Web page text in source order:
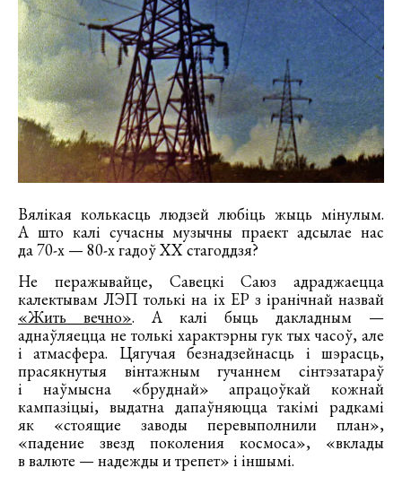
Вялікая колькасць людзей любіць жыць мінулым.
А што калі сучасны музычны праект адсылае нас
да 70-х — 80-х гадоў XX стагоддзя?
Не перажывайце, Савецкі Саюз адраджаецца
калектывам ЛЭП толькі на іх ЕР з іранічнай назвай
«Жить вечно». А калі быць дакладным —
аднаўляецца не толькі характэрны гук тых часоў, але
і атмасфера. Цягучая безнадзейнасць і шэрасць,
прасякнутыя вінтажным гучаннем сінтэзатараў
і наўмысна «бруднай» апрацоўкай кожнай
кампазіцыі, выдатна дапаўняюцца такімі радкамі
як «стоящие заводы перевыполнили план»,
«падение звезд поколения космоса», «вклады
в валюте — надежды и трепет» і іншымі.